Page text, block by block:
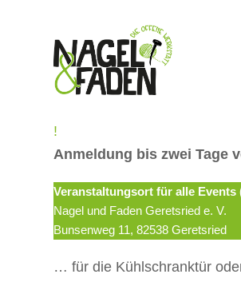
!
Anmeldung bis zwei Tage
Veranstaltungsort für alle
Nagel und Faden Geretsried e. V.
Bunsenweg 11, 82538 Geretsried
… für die Kühlschranktür